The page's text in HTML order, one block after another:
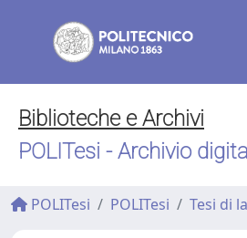
Biblioteche e Archivi
POLITesi - Archivio
POLITesi POLITesi Tesi di